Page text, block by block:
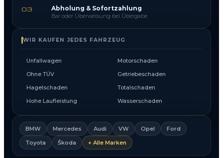
03 Abholung & Sofortzahlung
Bar oder Überweisung bei Übergabe
WIR KAUFEN JEDES FAHRZEUG
Unfallwagen
Motorschaden
Ohne TÜV
Getriebeschaden
Hagelschaden
Totalschaden
Hohe Laufleistung
Wasserschaden
BMW Mercedes Audi VW Opel
Ford
Toyota
Škoda + Alle Marken